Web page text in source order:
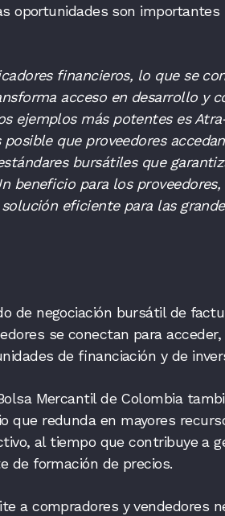
oportunidades son
financieros, lo que se
acceso en desarrollo y
ejemplos más potentes es
que proveedores
bursátiles que
beneficio para los
eficiente para las
de negociación bursátil de
se conectan para
de financiación y de
Mercantil de Colombia
que redunda en mayores
al tiempo que contribuye a
de formación de precios.
a compradores y vendedores